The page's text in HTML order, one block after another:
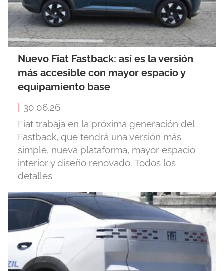
Nuevo Fiat Fastback: así es la versión
más accesible con mayor espacio y
equipamiento base
30.06.26
Fiat trabaja en la próxima generación del
Fastback, que tendrá una versión más
simple, nueva plataforma, mayor espacio
interior y diseño renovado. Todos los
detalles